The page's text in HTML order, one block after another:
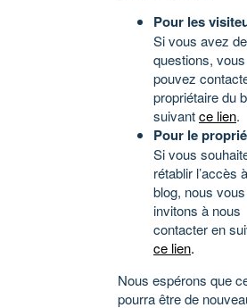
Pour les
Si vous avez
questions, vous
pouvez
propriétaire du
suivantce lien.
Pour le
Si vous
rétablir l’accès
blog, nous vous
invitons à nous
contacter en
ce lien.
Nous espérons que
pourra être de